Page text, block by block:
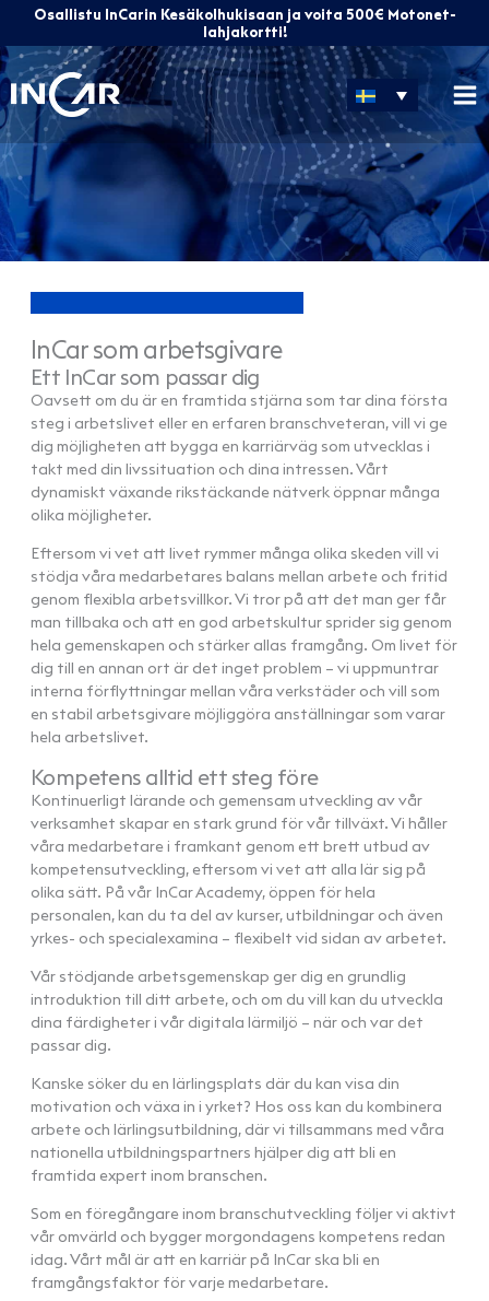
Hoppa
innehåll
Osallistu InCarin Kesäkolhukisaan ja voita 500€ Motonet-
lahjakortti!
InCar som arbetsgivare
Ett InCar som passar dig
Oavsett om du är en framtida stjärna som tar dina första
steg i arbetslivet eller en erfaren branschveteran, vill vi ge
dig möjligheten att bygga en karriärväg som utvecklas i
takt med din livssituation och dina intressen. Vårt
dynamiskt växande rikstäckande nätverk öppnar många
olika möjligheter.
Eftersom vi vet att livet rymmer många olika skeden vill vi
stödja våra medarbetares balans mellan arbete och fritid
genom flexibla arbetsvillkor. Vi tror på att det man ger får
man tillbaka och att en god arbetskultur sprider sig genom
hela gemenskapen och stärker allas framgång. Om livet för
dig till en annan ort är det inget problem – vi uppmuntrar
interna förflyttningar mellan våra verkstäder och vill som
en stabil arbetsgivare möjliggöra anställningar som varar
hela arbetslivet.
Kompetens alltid ett steg före
Kontinuerligt lärande och gemensam utveckling av vår
verksamhet skapar en stark grund för vår tillväxt. Vi håller
våra medarbetare i framkant genom ett brett utbud av
kompetensutveckling, eftersom vi vet att alla lär sig på
olika sätt. På vår InCar Academy, öppen för hela
personalen, kan du ta del av kurser, utbildningar och även
yrkes- och specialexamina – flexibelt vid sidan av arbetet.
Vår stödjande arbetsgemenskap ger dig en grundlig
introduktion till ditt arbete, och om du vill kan du utveckla
dina färdigheter i vår digitala lärmiljö – när och var det
passar dig.
Kanske söker du en lärlingsplats där du kan visa din
motivation och växa in i yrket? Hos oss kan du kombinera
arbete och lärlingsutbildning, där vi tillsammans med våra
nationella utbildningspartners hjälper dig att bli en
framtida expert inom branschen.
Som en föregångare inom branschutveckling följer vi aktivt
vår omvärld och bygger morgondagens kompetens redan
idag. Vårt mål är att en karriär på InCar ska bli en
framgångsfaktor för varje medarbetare.